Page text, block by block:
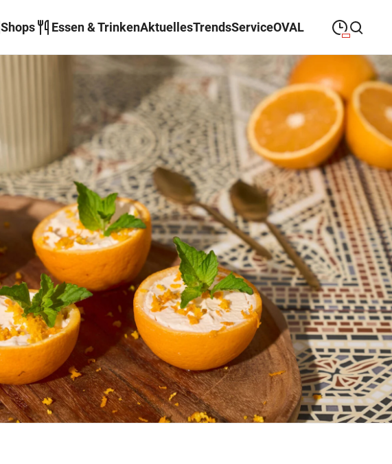
Shops Essen & TrinkenAktuellesTrendsServiceOVAL
Suche schließenMontag
MONTAG 09:00—19:30
Dienstag
DIENSTAG 09:00 — 19:30
Mittwoch
MITTWOCH 09:00— 19:30
Donnerstag
DONNERSTAG 09:00—19:30
Freitag
FREITAG 09:00—21:00
Samstag
SAMSTAG 09:00—18:00
Sonderöffnungszeiten
Wegbeschreibung erhalten